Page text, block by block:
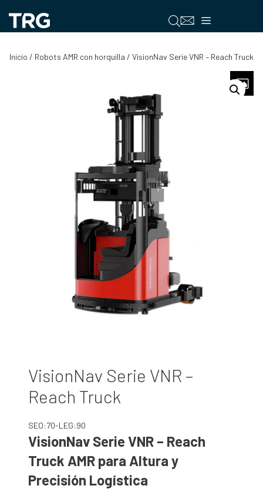
contenido
Menú
Inicio / Robots AMR con horquilla / VisionNav Serie VNR – Reach Truck
VisionNav Serie VNR –
Reach Truck
SEO:70-LEG:90
VisionNav Serie VNR – Reach
Truck AMR para Altura y
Precisión Logística